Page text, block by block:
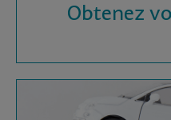
Obtenez